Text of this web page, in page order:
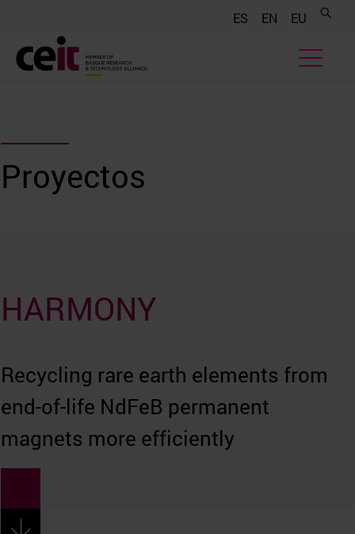
ES EN EU
Proyectos
HARMONY
Recycling rare earth elements from
end-of-life NdFeB permanent
magnets more efficiently